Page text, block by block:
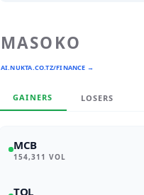
MASOKO
AI.NUKTA.CO.TZ/FINANCE →
GAINERS LOSERS
MCB
154,311 VOL
TOL